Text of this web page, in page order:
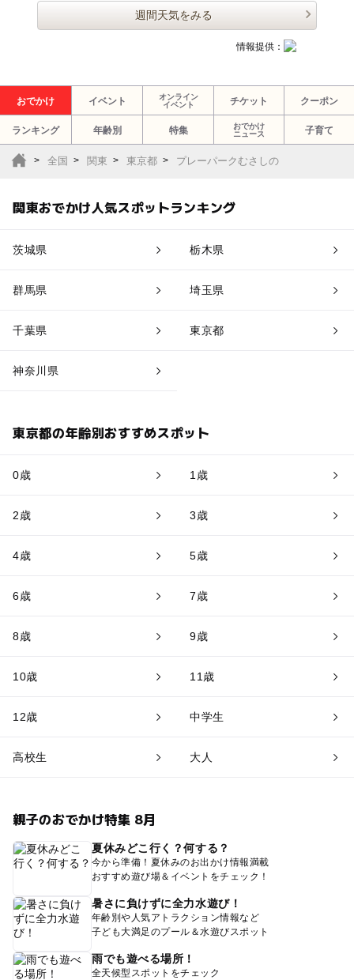
週間天気をみる
情報提供：
おでかけ イベント
オンライン
イベント
チケット クーポン
ランキング 年齢別 特集
おでかけ
ニュース
子育て
全国 関東 東京都 プレーパークむさしの
関東おでかけ人気スポットランキング
茨城県 栃木県
群馬県 埼玉県
千葉県 東京都
神奈川県
東京都の年齢別おすすめスポット
0歳 1歳
2歳 3歳
4歳 5歳
6歳 7歳
8歳 9歳
10歳 11歳
12歳 中学生
高校生 大人
親子のおでかけ特集 8月
夏休みどこ行く？何する？
今から準備！夏休みのお出かけ情報満載
おすすめ遊び場＆イベントをチェック！
暑さに負けずに全力水遊び！
年齢別や人気アトラクション情報など
子ども大満足のプール＆水遊びスポット
雨でも遊べる場所！
全天候型スポットをチェック